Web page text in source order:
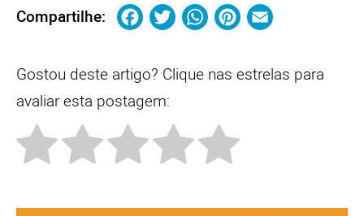
Compartilhe: Facebook
Twitter
WhatsApp
Pinterest
Gostou deste artigo? Clique nas estrelas para
avaliar esta postagem: